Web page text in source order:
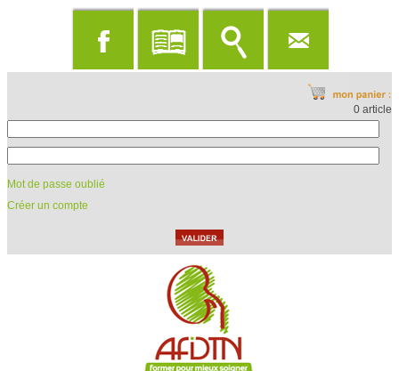
0 article
Mot de passe oublié
Créer un compte